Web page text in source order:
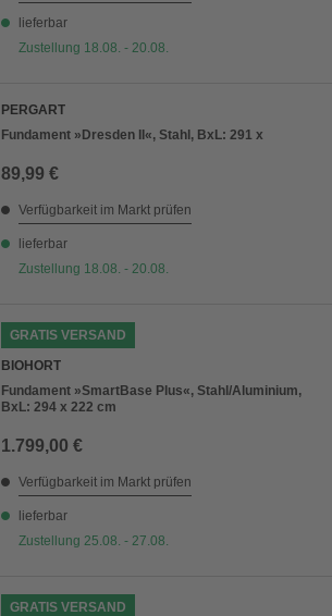
lieferbar
Zustellung 18.08. - 20.08.
PERGART
Fundament »Dresden II«, Stahl, BxL: 291 x
89,99 €
Verfügbarkeit im Markt prüfen
lieferbar
Zustellung 18.08. - 20.08.
GRATIS VERSAND
BIOHORT
Fundament »SmartBase Plus«, Stahl/Aluminium,
BxL: 294 x 222 cm
1.799,00 €
Verfügbarkeit im Markt prüfen
lieferbar
Zustellung 25.08. - 27.08.
GRATIS VERSAND